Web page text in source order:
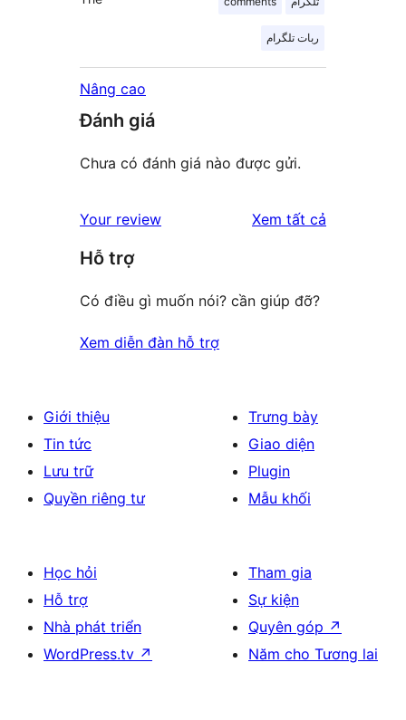
ربات تلگرام
Nâng cao
Đánh giá
Chưa có đánh giá nào được gửi.
Your review Xem tất cả
Hỗ trợ
Có điều gì muốn nói? cần giúp đỡ?
Xem diễn đàn hỗ trợ
Giới thiệu
Tin tức
Lưu trữ
Quyền riêng tư
Trưng bày
Giao diện
Plugin
Mẫu khối
Học hỏi
Hỗ trợ
Nhà phát triển
WordPress.tv ↗
Tham gia
Sự kiện
Quyên góp ↗
Năm cho Tương lai